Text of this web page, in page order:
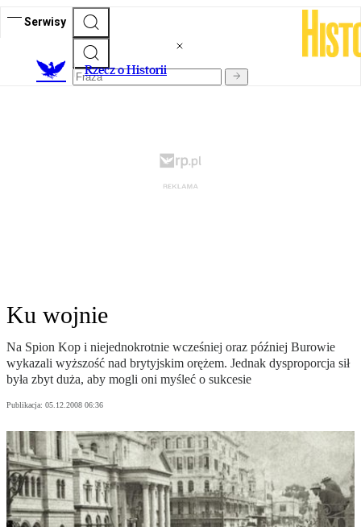
Serwisy
Rzecz o Historii
Ku wojnie
Na Spion Kop i niejednokrotnie wcześniej oraz później Burowie
wykazali wyższość nad brytyjskim orężem. Jednak dysproporcja sił
była zbyt duża, aby mogli oni myśleć o sukcesie
Publikacja: 05.12.2008 06:36